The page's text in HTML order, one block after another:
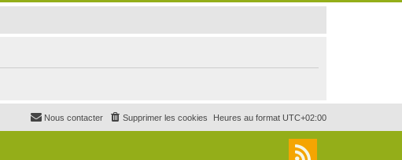
Heures au format UTC+02:00
Supprimer les cookies
Nous contacter